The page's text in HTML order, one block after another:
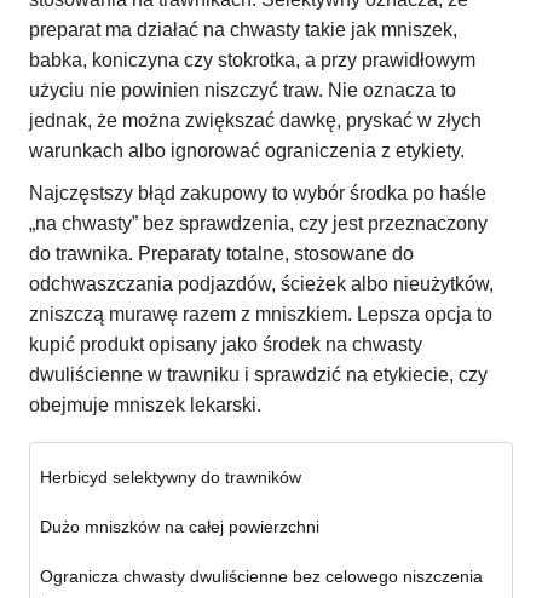
preparat ma działać na chwasty takie jak mniszek,
babka, koniczyna czy stokrotka, a przy prawidłowym
użyciu nie powinien niszczyć traw. Nie oznacza to
jednak, że można zwiększać dawkę, pryskać w złych
warunkach albo ignorować ograniczenia z etykiety.
Najczęstszy błąd zakupowy to wybór środka po haśle
„na chwasty” bez sprawdzenia, czy jest przeznaczony
do trawnika. Preparaty totalne, stosowane do
odchwaszczania podjazdów, ścieżek albo nieużytków,
zniszczą murawę razem z mniszkiem. Lepsza opcja to
kupić produkt opisany jako środek na chwasty
dwuliścienne w trawniku i sprawdzić na etykiecie, czy
obejmuje mniszek lekarski.
Herbicyd selektywny do trawników
Dużo mniszków na całej powierzchni
Ogranicza chwasty dwuliścienne bez celowego niszczenia